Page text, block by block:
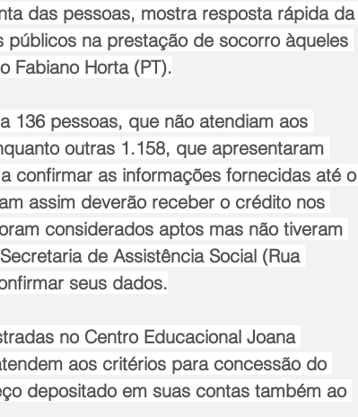
das pessoas, mostra resposta rápida da
na prestação de socorro àqueles
Fabiano Horta (PT).
136 pessoas, que não atendiam aos
outras 1.158, que apresentaram
confirmar as informações fornecidas até o
assim deverão receber o crédito nos
considerados aptos mas não tiveram
de Assistência Social (Rua
seus dados.
no Centro Educacional Joana
aos critérios para concessão do
depositado em suas contas também ao